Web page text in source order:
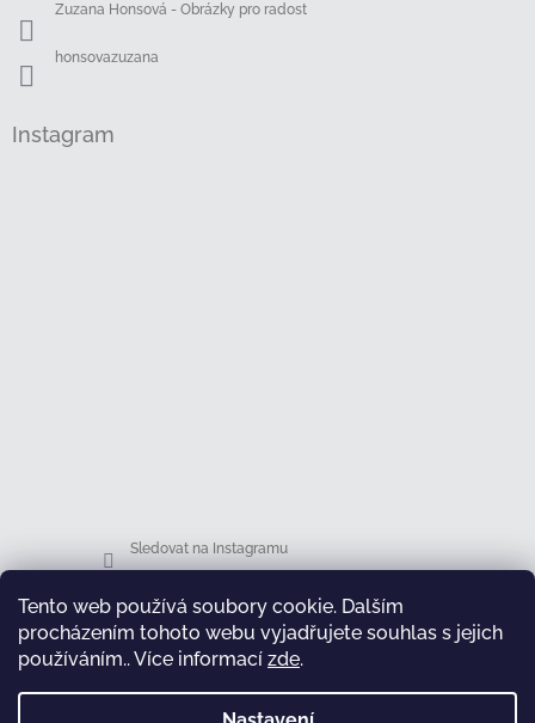
Tento web používá soubory cookie. Dalším
procházením tohoto webu vyjadřujete souhlas s jejich
používáním.. Více informací zde.
Zuzana Honsová - Obrázky pro radost
honsovazuzana
Instagram
Sledovat na Instagramu
Facebook